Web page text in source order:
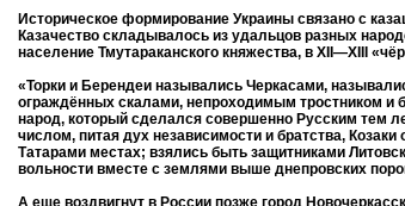
Историческое формирование Украины связано с
Казачество складывалось из удальцов разных
население Тмутараканского княжества, в ХII—XIII
«Торки и Берендеи назывались Черкасами,
ограждённых скалами, непроходимым тростником и
народ, который сделался совершенно Русским тем
числом, питая дух независимости и братства,
Татарами местах; взялись быть защитниками
вольности вместе с землями выше днепровских
А еще воздвигнут в России позже город